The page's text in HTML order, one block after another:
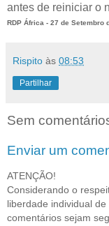
antes de reiniciar o
RDP África - 27 de Setembro
Rispito às 08:53
Partilhar
Sem
Enviar um
ATENÇÃO!
Considerando o
liberdade individual
comentários sejam